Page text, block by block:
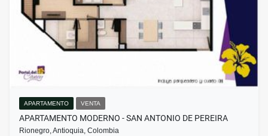
APARTAMENTO VENTA
APARTAMENTO MODERNO - SAN ANTONIO DE PEREIRA
Rionegro, Antioquia, Colombia